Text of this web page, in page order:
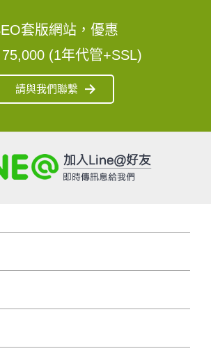
套版網站，優惠
(1年代管+SSL)
請與我們聯繫